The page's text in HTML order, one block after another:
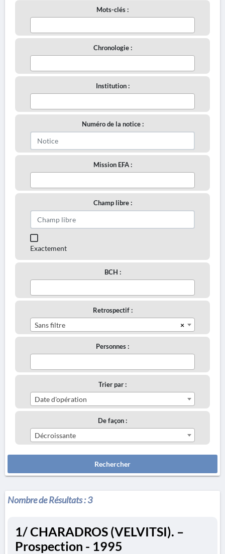
Mots-clés :
Chronologie :
Institution :
Numéro de la notice :
Mission EFA :
Champ libre :
Exactement
BCH :
Retrospectif :
×
Sans filtre
Personnes :
Trier par :
Date d'opération
De façon :
Décroissante
Rechercher
Nombre de Résultats :3
1/ CHARADROS (VELVITSI). –
Prospection - 1995